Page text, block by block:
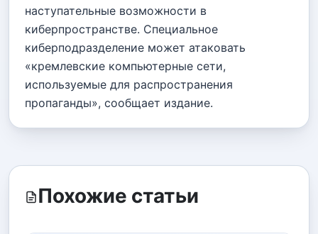
наступательные возможности в
киберпространстве. Специальное
киберподразделение может атаковать
«кремлевские компьютерные сети,
используемые для распространения
пропаганды», сообщает издание.
Похожие статьи